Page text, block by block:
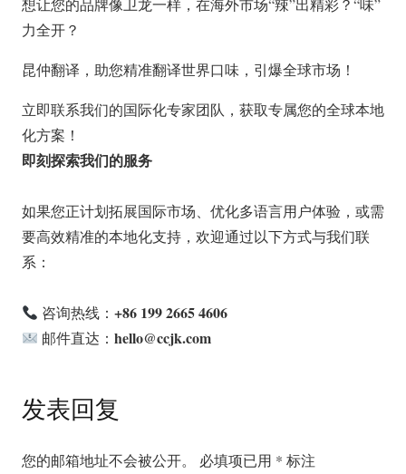
想让您的品牌像卫龙一样，在海外市场“辣”出精彩？“味”
力全开？
昆仲翻译，助您精准翻译世界口味，引爆全球市场！
立即联系我们的国际化专家团队，获取专属您的全球本地
化方案！
即刻探索我们的服务
如果您正计划拓展国际市场、优化多语言用户体验，或需
要高效精准的本地化支持，欢迎通过以下方式与我们联
系：
咨询热线：+86 199 2665 4606
邮件直达：hello@ccjk.com
发表回复
您的邮箱地址不会被公开。 必填项已用 * 标注